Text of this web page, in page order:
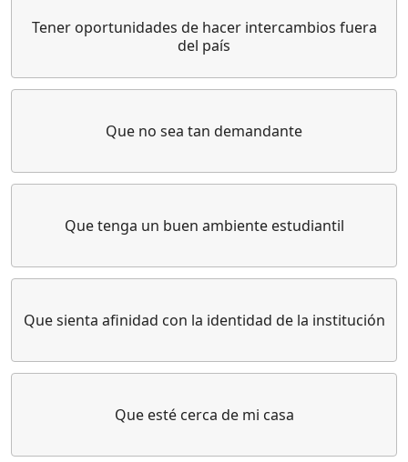
Tener oportunidades de hacer intercambios fuera
del país
Que no sea tan demandante
Que tenga un buen ambiente estudiantil
Que sienta afinidad con la identidad de la institución
Que esté cerca de mi casa